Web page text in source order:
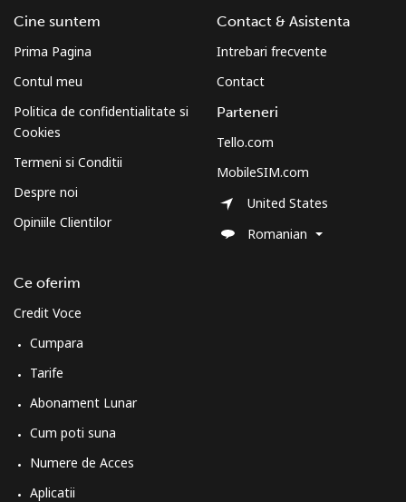
Cine suntem
Prima Pagina
Contul meu
Politica de confidentialitate si
Cookies
Termeni si Conditii
Despre noi
Opiniile Clientilor
Ce oferim
Credit Voce
Cumpara
Tarife
Abonament Lunar
Cum poti suna
Numere de Acces
Aplicatii
Contact & Asistenta
Intrebari frecvente
Contact
Parteneri
Tello.com
MobileSIM.com
United States
Romanian